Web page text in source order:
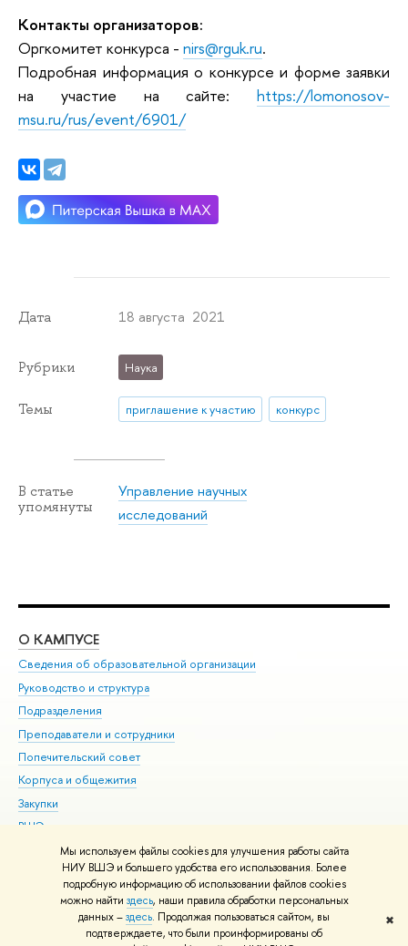
Мы используем файлы cookies для улучшения работы сайта
НИУ ВШЭ и большего удобства его использования. Более
подробную информацию об использовании файлов cookies
можно найти здесь, наши правила обработки персональных
данных –здесь. Продолжая пользоваться сайтом, вы
подтверждаете, что были проинформированы об
✖
Контакты организаторов:
Оргкомитет конкурса - nirs@rguk.ru.
Подробная информация о конкурсе и форме заявки
на участие на сайте: https://lomonosov-
msu.ru/rus/event/6901/
Дата 18 августа 2021
Рубрики Наука
Темы приглашение к участию конкурс
В статье
упомянуты
Управление научных
исследований
О КАМПУСЕ
Сведения об образовательной организации
Руководство и структура
Подразделения
Преподаватели и сотрудники
Попечительский совет
Корпуса и общежития
Закупки
ВШЭ для студентов с ограниченными возможностями
здоровья и инвалидностью
Версия для слабовидящих
Единая платежная страница